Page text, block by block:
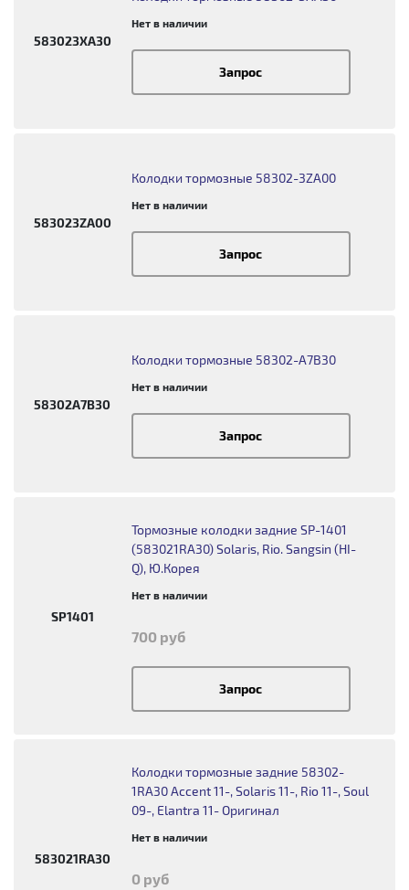
583023XA30
Нет в наличии
Запрос
583023ZA00
Колодки тормозные 58302-3ZA00
Нет в наличии
Запрос
58302A7B30
Колодки тормозные 58302-A7B30
Нет в наличии
Запрос
SP1401
Тормозные колодки задние SP-1401
(583021RA30) Solaris, Rio. Sangsin (HI-
Q), Ю.Корея
Нет в наличии
700 руб
Запрос
583021RA30
Колодки тормозные задние 58302-
1RA30 Accent 11-, Solaris 11-, Rio 11-, Soul
09-, Elantra 11- Оригинал
Нет в наличии
0 руб